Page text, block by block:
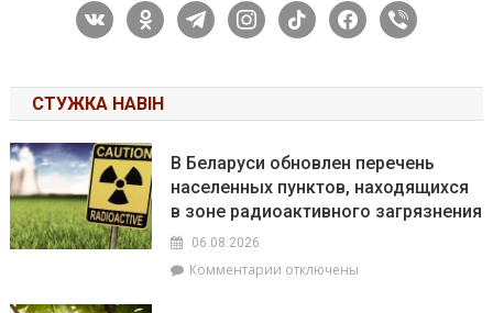
vkontakteodnoklassniki
telegraminstagram
tiktok facebook
viber
СТУЖКА НАВІН
В Беларуси обновлен перечень
населенных пунктов, находящихся
в зоне радиоактивного загрязнения
06.08.2026
Комментарии котключены